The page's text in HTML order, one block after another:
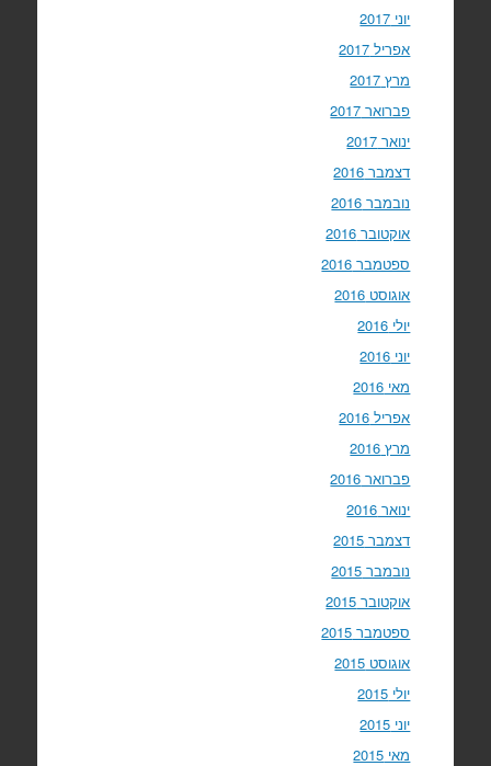
יוני 2017
אפריל 2017
מרץ 2017
פברואר 2017
ינואר 2017
דצמבר 2016
נובמבר 2016
אוקטובר 2016
ספטמבר 2016
אוגוסט 2016
יולי 2016
יוני 2016
מאי 2016
אפריל 2016
מרץ 2016
פברואר 2016
ינואר 2016
דצמבר 2015
נובמבר 2015
אוקטובר 2015
ספטמבר 2015
אוגוסט 2015
יולי 2015
יוני 2015
מאי 2015